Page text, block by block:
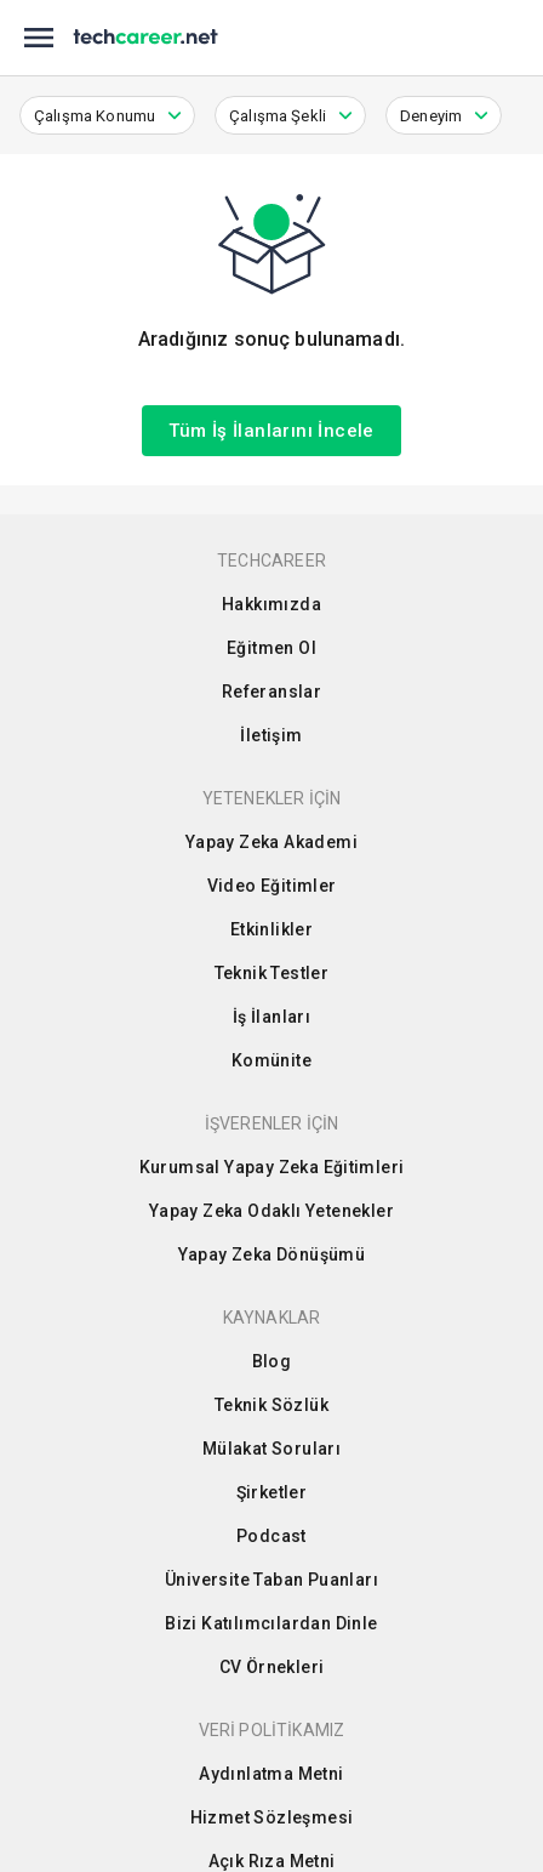
Çalışma Konumu Çalışma Şekli Deneyim
Aradığınız sonuç bulunamadı.
Tüm İş İlanlarını İncele
TECHCAREER
Hakkımızda
Eğitmen Ol
Referanslar
İletişim
YETENEKLER İÇİN
Yapay Zeka Akademi
Video Eğitimler
Etkinlikler
Teknik Testler
İş İlanları
Komünite
İŞVERENLER İÇİN
Kurumsal Yapay Zeka Eğitimleri
Yapay Zeka Odaklı Yetenekler
Yapay Zeka Dönüşümü
KAYNAKLAR
Blog
Teknik Sözlük
Mülakat Soruları
Şirketler
Podcast
Üniversite Taban Puanları
Bizi Katılımcılardan Dinle
CV Örnekleri
VERİ POLİTİKAMIZ
Aydınlatma Metni
Hizmet Sözleşmesi
Açık Rıza Metni